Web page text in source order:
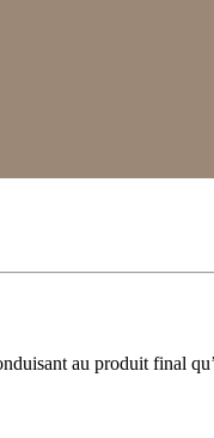
au produit final